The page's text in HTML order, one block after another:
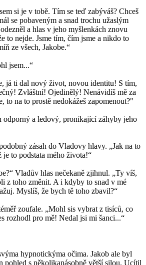
si je v tobě. Tím se teď zabýváš? Chceš
se pobaveným a snad trochu užaslým
a hlas v jeho myšlenkách znovu
to nejde. Jsme tím, čím jsme a nikdo to
ze všech, Jakobe.“
jsem...“
já ti dal nový život, novou identitu! S tím,
Zvláštní! Ojedinělý! Nenávidíš mě za
to na to prostě nedokážeš zapomenout?"
odporný a ledový, pronikající záhyby jeho
zásah do Vladovy hlavy. „Jak na to
to podstata mého života!“
Vladův hlas nečekaně zjihnul. „Ty víš,
z toho změnit. A i kdyby to snad v mé
Myslíš, že bych tě toho zbavil?“
zoufale. „Mohl sis vybrat z tisíců, co
rozhodl pro mě! Nedal jsi mi šanci...“
hypnotickýma očima. Jakob ale byl
pohled s několikanásobně větší silou. Ucítil